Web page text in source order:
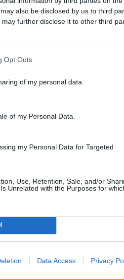
also be disclosed by us to third
may further disclose it to other third
Opt Outs
of my personal data.
of my Personal Data.
my Personal Data for Targeted
Use, Retention, Sale, and/or
Unrelated with the Purposes for
Data Access Privacy
O concurso procura
novos espaços comerciais